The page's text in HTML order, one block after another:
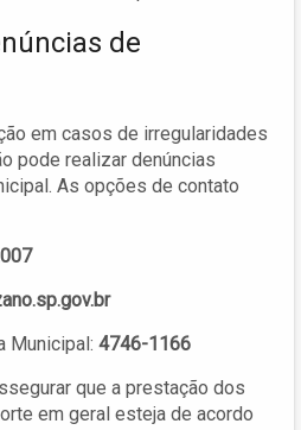
de
em casos de irregularidades
pode realizar denúncias
As opções de contato
Municipal: 4746-1166
que a prestação dos
em geral esteja de acordo